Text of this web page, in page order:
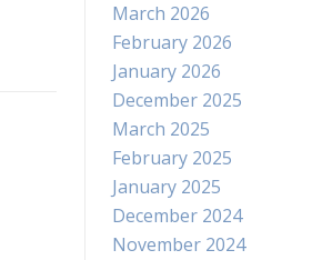
March 2026
February 2026
January 2026
December 2025
March 2025
February 2025
January 2025
December 2024
November 2024